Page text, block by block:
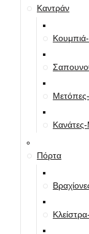
Καντράν
Πόρτα